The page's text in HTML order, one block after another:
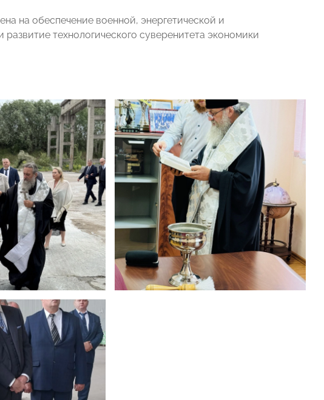
на обеспечение военной, энергетической и
технологического суверенитета экономики